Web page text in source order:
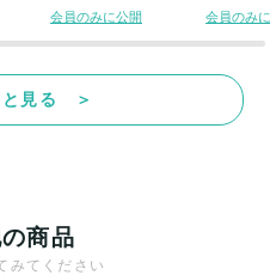
㎝サイ...
会員のみに公開
イズ・
会員のみ
と見る ＞
商品
みてください